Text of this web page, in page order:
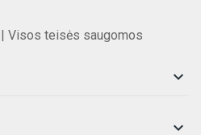
| Visos teisės saugomos

